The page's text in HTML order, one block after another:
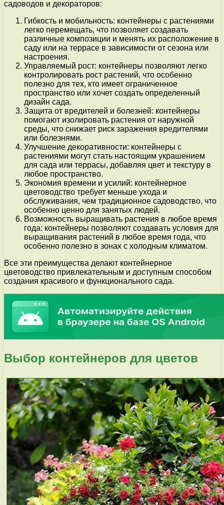
садоводов и декораторов:
Гибкость и мобильность: контейнеры с растениями
легко перемещать, что позволяет создавать
различные композиции и менять их расположение в
саду или на террасе в зависимости от сезона или
настроения.
Управляемый рост: контейнеры позволяют легко
контролировать рост растений, что особенно
полезно для тех, кто имеет ограниченное
пространство или хочет создать определенный
дизайн сада.
Защита от вредителей и болезней: контейнеры
помогают изолировать растения от наружной
среды, что снижает риск заражения вредителями
или болезнями.
Улучшение декоративности: контейнеры с
растениями могут стать настоящим украшением
для сада или террасы, добавляя цвет и текстуру в
любое пространство.
Экономия времени и усилий: контейнерное
цветоводство требует меньше ухода и
обслуживания, чем традиционное садоводство, что
особенно ценно для занятых людей.
Возможность выращивать растения в любое время
года: контейнеры позволяют создавать условия для
выращивания растений в любое время года, что
особенно полезно в зонах с холодным климатом.
Все эти преимущества делают контейнерное
цветоводство привлекательным и доступным способом
создания красивого и функционального сада.
Выбор контейнеров для цветов